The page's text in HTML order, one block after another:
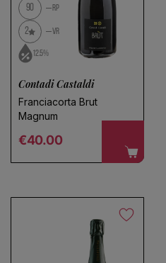
90 RP
2 VR
12.5%
Contadi Castaldi
Franciacorta Brut
Magnum
Regular price
€40.00